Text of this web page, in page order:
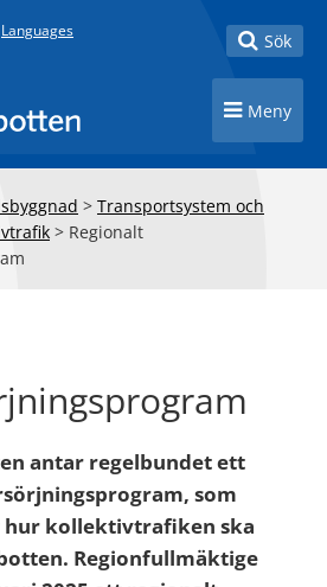
Languages Toggle
Sök
Toggle
Meny
> Transportsystem och
> Regionalt
antar regelbundet ett
som
kollektivtrafiken ska
Regionfullmäktige